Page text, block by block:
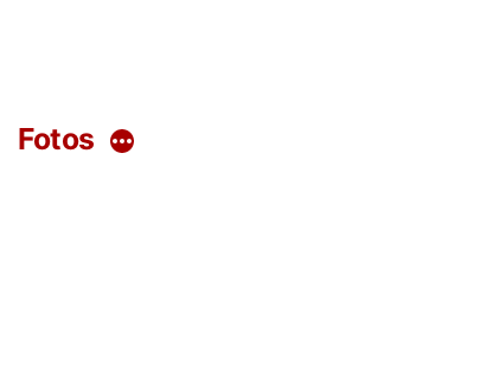
Fotos Mais